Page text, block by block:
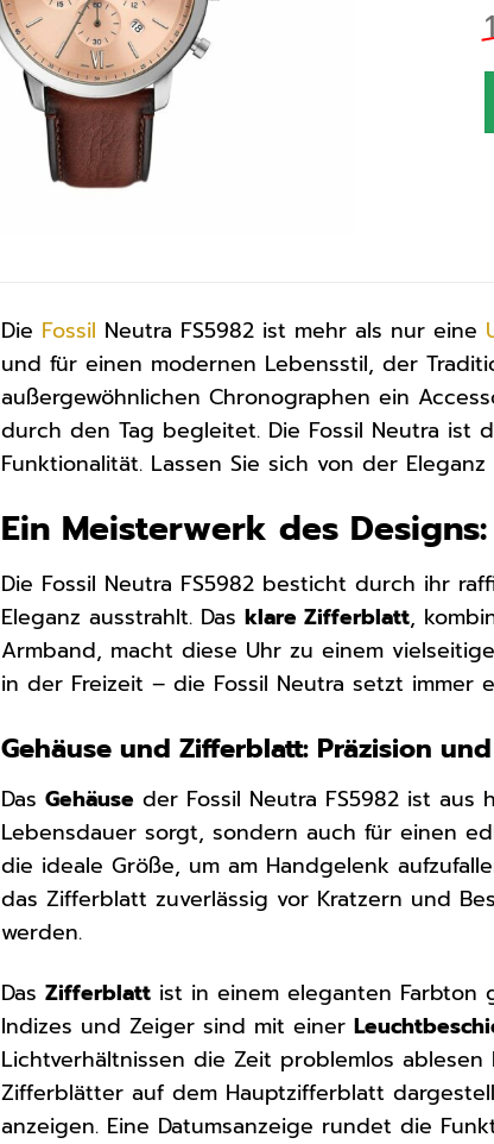
Die Fossil Neutra FS5982 ist mehr als nur eine
und für einen modernen Lebensstil, der
außergewöhnlichen Chronographen ein
durch den Tag begleitet. Die Fossil Neutra ist
Funktionalität. Lassen Sie sich von der
Ein Meisterwerk des
Die Fossil Neutra FS5982 besticht durch ihr
Eleganz ausstrahlt. Dasklare Zifferblatt,
Armband, macht diese Uhr zu einem
in der Freizeit – die Fossil Neutra setzt immer
Gehäuse und Zifferblatt: Präzision
DasGehäuse der Fossil Neutra FS5982 ist aus
Lebensdauer sorgt, sondern auch für einen
die ideale Größe, um am Handgelenk
das Zifferblatt zuverlässig vor Kratzern und
werden.
DasZifferblatt ist in einem eleganten Farbton
Indizes und Zeiger sind mit einer
Lichtverhältnissen die Zeit problemlos
Zifferblätter auf dem Hauptzifferblatt
anzeigen. Eine Datumsanzeige rundet die